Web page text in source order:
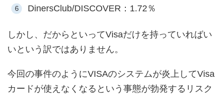
DinersClub/DISCOVER：1.72％
しかし、だからといってVisaだけを持っていればい
いという訳ではありません。
今回の事件のようにVISAのシステムが炎上してVisa
カードが使えなくなるという事態が勃発するリスク